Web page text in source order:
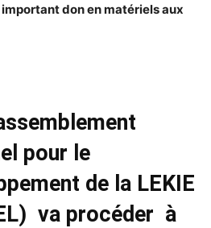
important don en matériels aux
pour le
de la LEKIE
va procéder à